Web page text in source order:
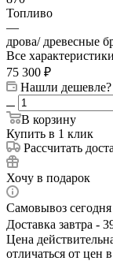
Топливо
—
дрова/ древесные
Все характеристики
75 300 ₽
Нашли дешевле?
В корзину
Купить в 1 клик
Рассчитать
Хочу в подарок
Самовывоз
Доставка завтра -
Цена
отличаться от цен